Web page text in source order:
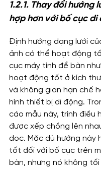
1.2.1. Thay đổi hướng
hợp hơn với bố cục di
Định hướng dạng lưới
ảnh có thể hoạt động
cục máy tính để bàn
hoạt động tốt ở kích
và không gian hạn chế
hình thiết bị di động.
cáo mẫu này, trình điều
được xếp chồng lên
dọc. Mặc dù hướng này
tốt đối với bố cục trên
bàn, nhưng nó không